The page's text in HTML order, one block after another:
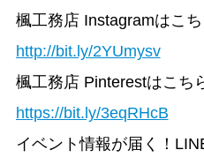
楓工務店 Instagramはこち
http://bit.ly/2YUmysv
楓工務店 Pinterestはこち
https://bit.ly/3eqRHcB
イベント情報が届く！